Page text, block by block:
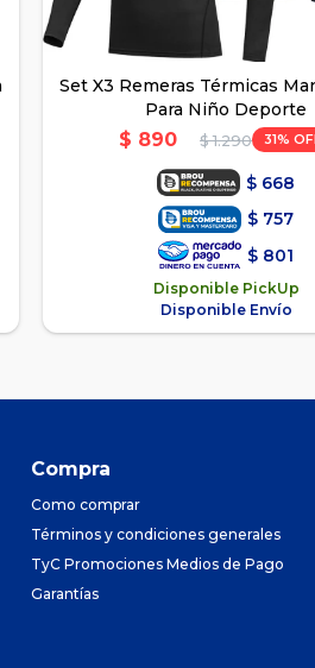
Set X3 Remeras Térmicas
Para Niño Deporte
$ 890 $ 1.290 31
$ 668
$ 757
$ 801
Disponible PickUp
Disponible Envío
Compra
Como comprar
Términos y condiciones generales
TyC Promociones Medios de Pago
Garantías